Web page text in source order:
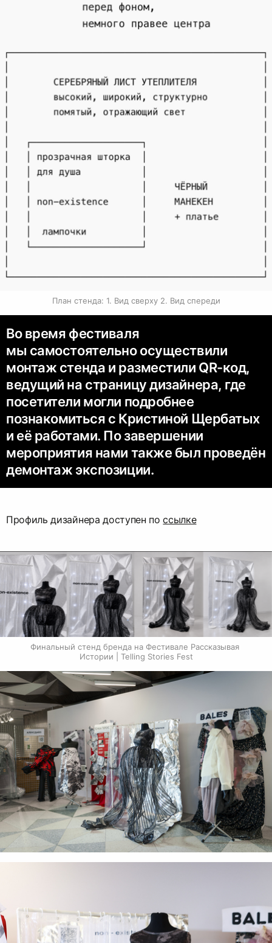
План стенда: 1. Вид сверху 2. Вид спереди
Во время фестиваля
мы самостоятельно осуществили
монтаж стенда и разместили QR-код,
ведущий на страницу дизайнера, где
посетители могли подробнее
познакомиться с Кристиной Щербатых
и её работами. По завершении
мероприятия нами также был проведён
демонтаж экспозиции.
Профиль дизайнера доступен поссылке
Финальный стенд бренда на Фестивале Рассказывая
Истории | Telling Stories Fest